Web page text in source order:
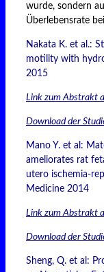
wurde, sondern
Überlebensrate
Nakata K. et al.:
motility with
2015
Link zum Abstrakt
Download der
Mano Y. et al:
ameliorates rat
utero ischemia-
Medicine 2014
Link zum Abstrakt
Download der
Sheng, Q. et al: